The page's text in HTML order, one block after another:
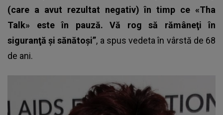
(care a avut rezultat negativ) în timp ce «Tha
Talk» este în pauză. Vă rog să rămâneţi în
siguranţă şi sănătoşi”, a spus vedeta în vârstă de 68
de ani.